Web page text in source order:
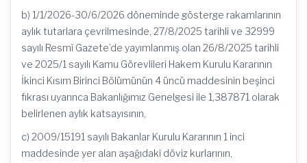
b) 1/1/2026-30/6/2026 döneminde gösterge rakamlarının
aylık tutarlara çevrilmesinde, 27/8/2025 tarihli ve 32999
sayılı Resmî Gazete’de yayımlanmış olan 26/8/2025 tarihli
ve 2025/1 sayılı Kamu Görevlileri Hakem Kurulu Kararının
İkinci Kısım Birinci Bölümünün 4 üncü maddesinin beşinci
fıkrası uyarınca Bakanlığımız Genelgesi ile 1,387871 olarak
belirlenen aylık katsayısının,
c) 2009/15191 sayılı Bakanlar Kurulu Kararının 1 inci
maddesinde yer alan aşağıdaki döviz kurlarının,